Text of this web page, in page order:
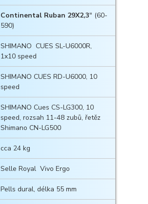
Continental Ruban 29X2,3" (60-
590)
SHIMANO CUES SL-U6000R,
1x10 speed
SHIMANO CUES RD-U6000, 10
speed
SHIMANO Cues CS-LG300, 10
speed, rozsah 11-48 zubů, řetěz
Shimano CN-LG500
cca 24 kg
Selle Royal Vivo Ergo
Pells dural, délka 55 mm